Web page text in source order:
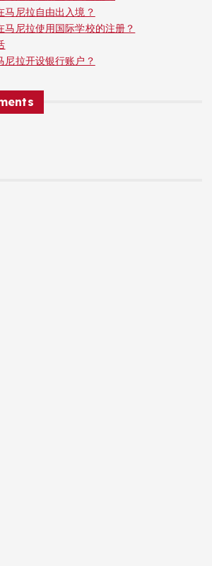
马尼拉自由出入境？
尼拉使用国际学校的注册？
尼拉开设银行账户？